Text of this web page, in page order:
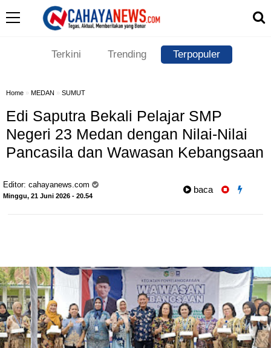
Terkini Trending Terpopuler
Home » MEDAN » SUMUT
Edi Saputra Bekali Pelajar SMP
Negeri 23 Medan dengan Nilai-Nilai
Pancasila dan Wawasan Kebangsaan
Editor: cahayanews.com
Minggu, 21 Juni 2026 - 20.54
baca